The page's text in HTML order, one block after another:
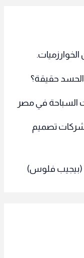
حقيقة؟
السباحة في مصر
تصميم
(بيجيب فلوس)